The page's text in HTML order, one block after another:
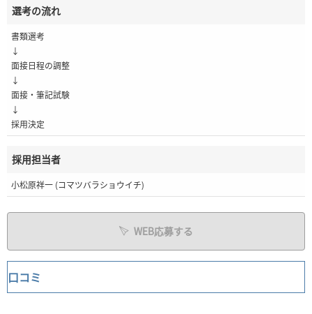
選考の流れ
書類選考
↓
面接日程の調整
↓
面接・筆記試験
↓
採用決定
採用担当者
小松原祥一 (コマツバラショウイチ)
WEB応募する
口コミ